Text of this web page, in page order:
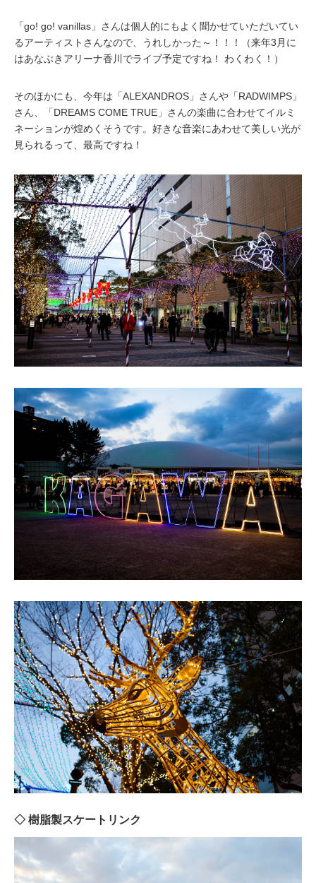
「go! go! vanillas」さんは個人的にもよく聞かせていただいてい
るアーティストさんなので、うれしかった～！！！（来年3月に
はあなぶきアリーナ香川でライブ予定ですね！ わくわく！）
そのほかにも、今年は「ALEXANDROS」さんや「RADWIMPS」
さん、「DREAMS COME TRUE」さんの楽曲に合わせてイルミ
ネーションが煌めくそうです。好きな音楽にあわせて美しい光が
見られるって、最高ですね！
◇ 樹脂製スケートリンク